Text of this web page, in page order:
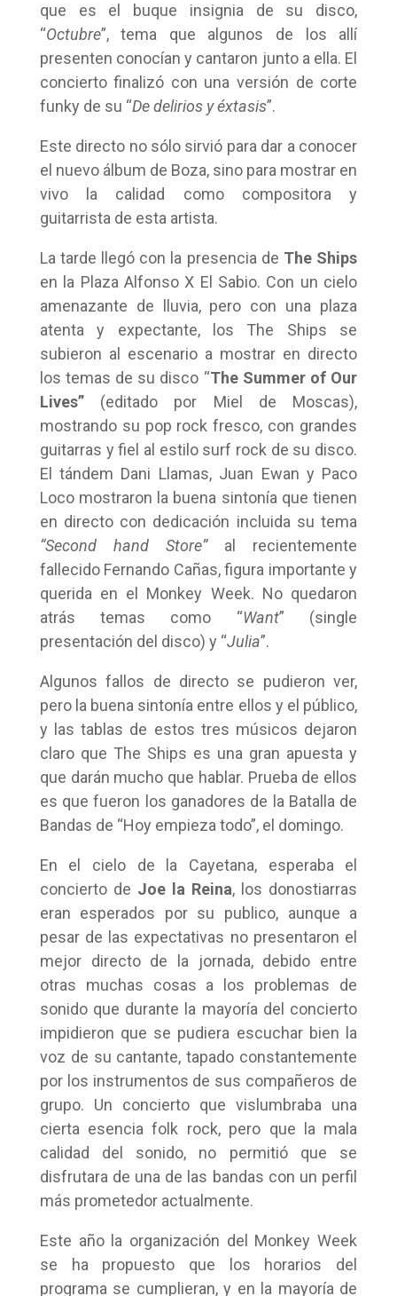
que es el buque insignia de su disco,
“Octubre”, tema que algunos de los allí
presenten conocían y cantaron junto a ella. El
concierto finalizó con una versión de corte
funky de su “De delirios y éxtasis”.
Este directo no sólo sirvió para dar a conocer
el nuevo álbum de Boza, sino para mostrar en
vivo la calidad como compositora y
guitarrista de esta artista.
La tarde llegó con la presencia de The Ships
en la Plaza Alfonso X El Sabio. Con un cielo
amenazante de lluvia, pero con una plaza
atenta y expectante, los The Ships se
subieron al escenario a mostrar en directo
los temas de su disco “The Summer of Our
Lives”(editado por Miel de Moscas),
mostrando su pop rock fresco, con grandes
guitarras y fiel al estilo surf rock de su disco.
El tándem Dani Llamas, Juan Ewan y Paco
Loco mostraron la buena sintonía que tienen
en directo con dedicación incluida su tema
“Second hand Store”al recientemente
fallecido Fernando Cañas, figura importante y
querida en el Monkey Week. No quedaron
atrás temas como “Want” (single
presentación del disco) y “Julia”.
Algunos fallos de directo se pudieron ver,
pero la buena sintonía entre ellos y el público,
y las tablas de estos tres músicos dejaron
claro que The Ships es una gran apuesta y
que darán mucho que hablar. Prueba de ellos
es que fueron los ganadores de la Batalla de
Bandas de “Hoy empieza todo”, el domingo.
En el cielo de la Cayetana, esperaba el
concierto de Joe la Reina, los donostiarras
eran esperados por su publico, aunque a
pesar de las expectativas no presentaron el
mejor directo de la jornada, debido entre
otras muchas cosas a los problemas de
sonido que durante la mayoría del concierto
impidieron que se pudiera escuchar bien la
voz de su cantante, tapado constantemente
por los instrumentos de sus compañeros de
grupo. Un concierto que vislumbraba una
cierta esencia folk rock, pero que la mala
calidad del sonido, no permitió que se
disfrutara de una de las bandas con un perfil
más prometedor actualmente.
Este año la organización del Monkey Week
se ha propuesto que los horarios del
programa se cumplieran, y en la mayoría de